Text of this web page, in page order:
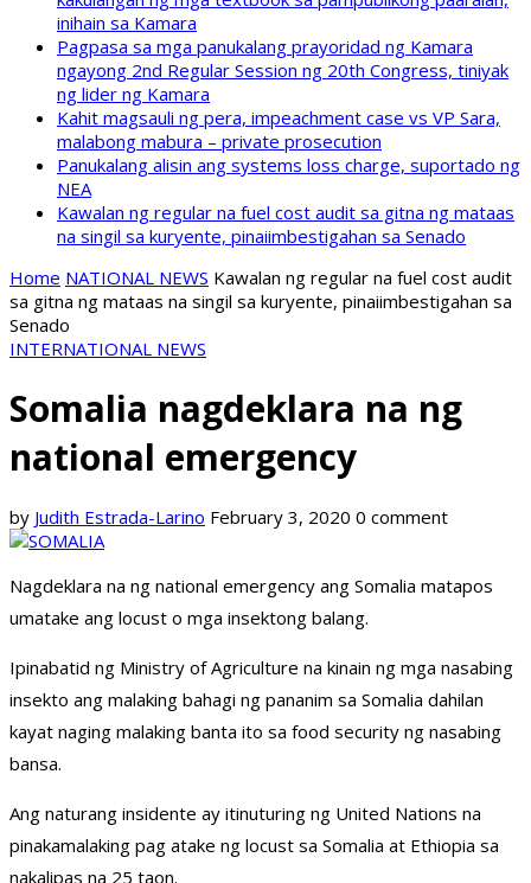
inihain sa Kamara
Pagpasa sa mga panukalang prayoridad ng Kamara
ngayong 2nd Regular Session ng 20th Congress, tiniyak
ng lider ng Kamara
Kahit magsauli ng pera, impeachment case vs VP Sara,
malabong mabura – private prosecution
Panukalang alisin ang systems loss charge, suportado ng
NEA
Kawalan ng regular na fuel cost audit sa gitna ng mataas
na singil sa kuryente, pinaiimbestigahan sa Senado
Home NATIONAL NEWS Kawalan ng regular na fuel cost audit
sa gitna ng mataas na singil sa kuryente, pinaiimbestigahan sa
Senado
INTERNATIONAL NEWS
Somalia nagdeklara na ng
national emergency
by Judith Estrada-Larino February 3, 2020 0 comment
Nagdeklara na ng national emergency ang Somalia matapos
umatake ang locust o mga insektong balang.
Ipinabatid ng Ministry of Agriculture na kinain ng mga nasabing
insekto ang malaking bahagi ng pananim sa Somalia dahilan
kayat naging malaking banta ito sa food security ng nasabing
bansa.
Ang naturang insidente ay itinuturing ng United Nations na
pinakamalaking pag atake ng locust sa Somalia at Ethiopia sa
nakalipas na 25 taon.